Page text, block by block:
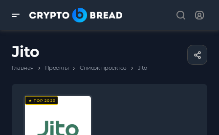
Jito
Главная › Проекты › Список проектов › Jito
★ TOP 2023